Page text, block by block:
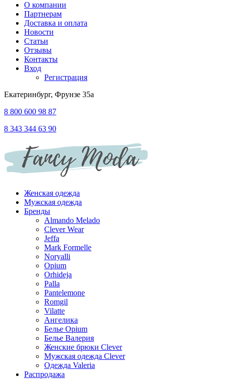
О компании
Партнерам
Доставка и оплата
Новости
Статьи
Отзывы
Контакты
Вход
Регистрация
Екатеринбург, Фрунзе 35а
8 800 600 98 87
8 343 344 63 90
Женская одежда
Мужская одежда
Бренды
Almando Melado
Clever Wear
Jeffa
Mark Formelle
Noryalli
Opium
Orhideja
Palla
Pantelemone
Romgil
Vilatte
Ангелика
Белье Opium
Белье Валерия
Женские брюки Clever
Мужская одежда Clever
Одежда Valeria
Распродажа